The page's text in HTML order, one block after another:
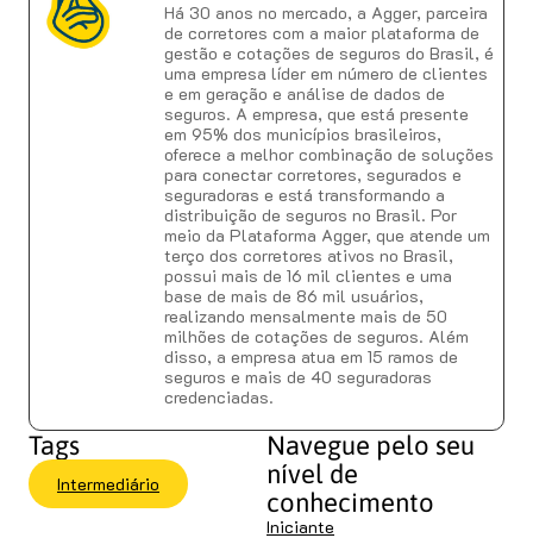
Há 30 anos no mercado, a Agger, parceira
de corretores com a maior plataforma de
gestão e cotações de seguros do Brasil, é
uma empresa líder em número de clientes
e em geração e análise de dados de
seguros. A empresa, que está presente
em 95% dos municípios brasileiros,
oferece a melhor combinação de soluções
para conectar corretores, segurados e
seguradoras e está transformando a
distribuição de seguros no Brasil. Por
meio da Plataforma Agger, que atende um
terço dos corretores ativos no Brasil,
possui mais de 16 mil clientes e uma
base de mais de 86 mil usuários,
realizando mensalmente mais de 50
milhões de cotações de seguros. Além
disso, a empresa atua em 15 ramos de
seguros e mais de 40 seguradoras
credenciadas.
Tags
Intermediário
Navegue pelo seu
nível de
conhecimento
Iniciante